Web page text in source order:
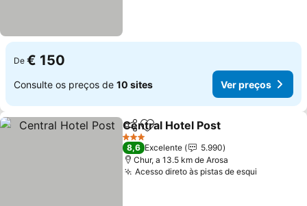
De € 150
Consulte os preços de 10 sites Ver preços
PartilharAdicionar aos favoritos
Central Hotel Post
3 Estrelas
8,6 Excelente
5.990
Chur, a 13.5 km de Arosa
Acesso direto às pistas de esqui